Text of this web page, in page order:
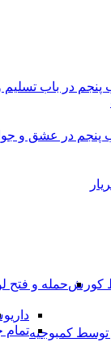
پنجم در باب
پنجم در عشق و
کورشحمله و فتح
کمبوجیهتمام